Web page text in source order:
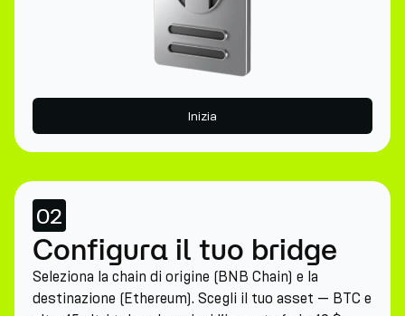
Inizia
02
Configura il tuo bridge
Seleziona la chain di origine (BNB Chain) e la
destinazione (Ethereum). Scegli il tuo asset — BTC e